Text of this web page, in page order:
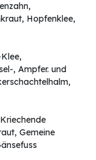
Hopfenklee,
, Ampfer. und
Kriechende
Gemeine